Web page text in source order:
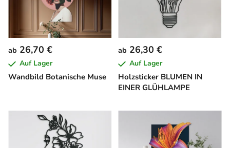
Wandbild Botanische Muse
ab 26,70 €
Auf Lager
Holzsticker BLUMEN IN
EINER GLÜHLAMPE
ab 26,30 €
Auf Lager